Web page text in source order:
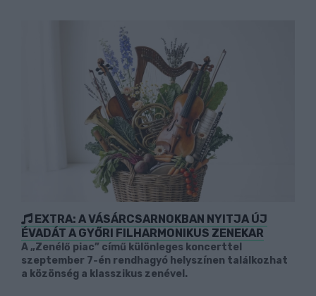
EXTRA: A VÁSÁRCSARNOKBAN NYITJA ÚJ
ÉVADÁT A GYŐRI FILHARMONIKUS ZENEKAR
A „Zenélő piac” című különleges koncerttel
szeptember 7-én rendhagyó helyszínen találkozhat
a közönség a klasszikus zenével.